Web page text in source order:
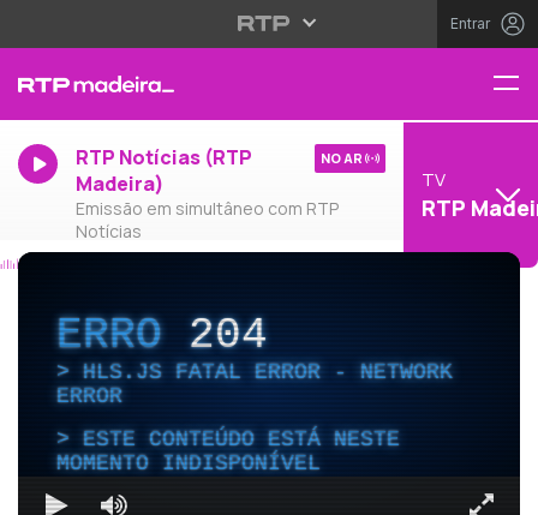
Entrar
RTP Notícias (RTP
Madeira)
Emissão em simultâneo com RTP
Notícias
NO AR
TV
RTP
ERRO204
HLS.JS FATAL ERROR - NETWORK
ERROR
ESTE CONTEÚDO ESTÁ NESTE
MOMENTO INDISPONÍVEL